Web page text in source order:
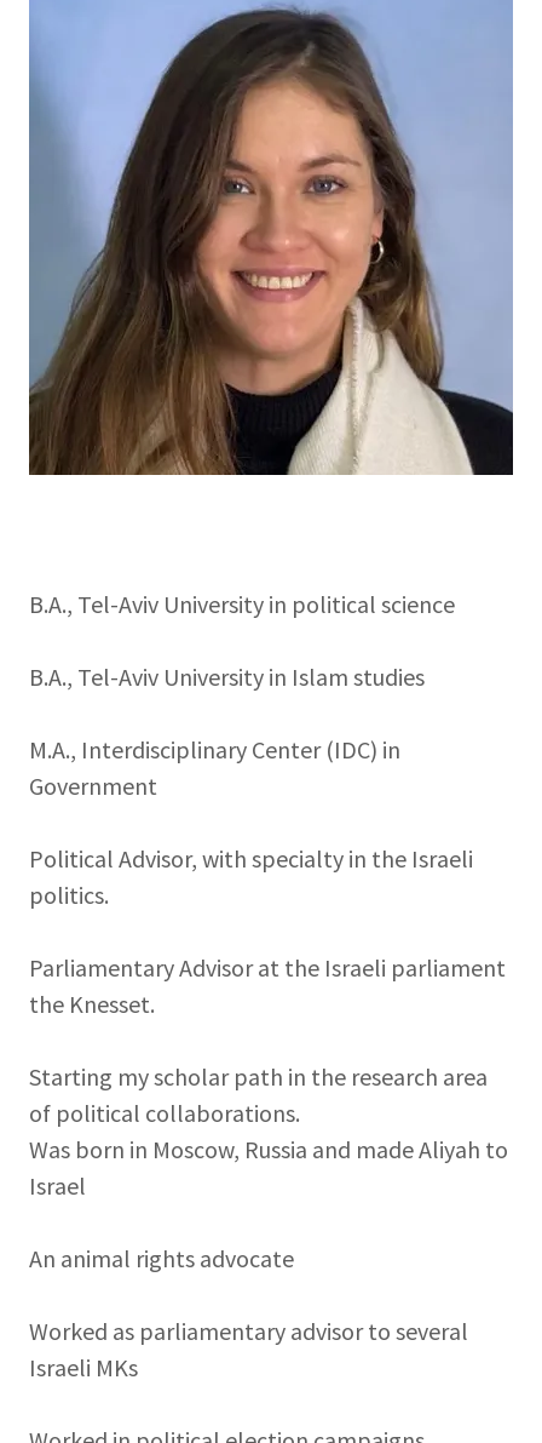
B.A., Tel-Aviv University in political science
B.A., Tel-Aviv University in Islam studies
M.A., Interdisciplinary Center (IDC) in
Government
Political Advisor, with specialty in the Israeli
politics.
Parliamentary Advisor at the Israeli parliament
the Knesset.
Starting my scholar path in the research area
of political collaborations.
Was born in Moscow, Russia and made Aliyah to
Israel
An animal rights advocate
Worked as parliamentary advisor to several
Israeli MKs